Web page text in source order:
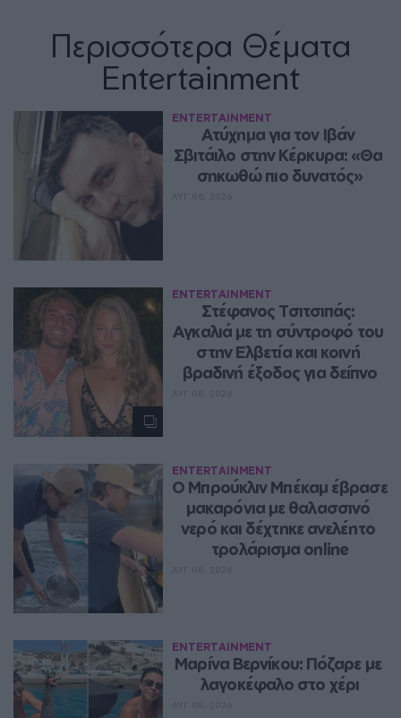
Περισσότερα Θέματα
Entertainment
ENTERTAINMENT
Ατύχημα για τον Ιβάν
Σβιτάιλο στην Κέρκυρα: «Θα
σηκωθώ πιο δυνατός»
ENTERTAINMENT
Στέφανος Τσιτσιπάς:
Αγκαλιά με τη σύντροφό του
στην Ελβετία και κοινή
βραδινή έξοδος για δείπνο
ENTERTAINMENT
Ο Μπρούκλιν Μπέκαμ έβρασε
μακαρόνια με θαλασσινό
νερό και δέχτηκε ανελέητο
τρολάρισμα online
ENTERTAINMENT
Μαρίνα Βερνίκου: Πόζαρε με
λαγοκέφαλο στο χέρι